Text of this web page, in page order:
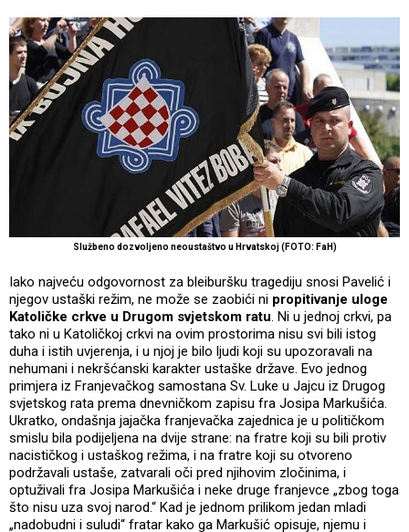
Službeno dozvoljeno neoustaštvo u Hrvatskoj (FOTO: FaH)
Iako najveću odgovornost za bleiburšku tragediju snosi Pavelić i
njegov ustaški režim, ne može se zaobići ni propitivanje uloge
Katoličke crkve u Drugom svjetskom ratu . Ni u jednoj crkvi, pa
tako ni u Katoličkoj crkvi na ovim prostorima nisu svi bili istog
duha i istih uvjerenja, i u njoj je bilo ljudi koji su upozoravali na
nehumani i nekršćanski karakter ustaške države. Evo jednog
primjera iz Franjevačkog samostana Sv. Luke u Jajcu iz Drugog
svjetskog rata prema dnevničkom zapisu fra Josipa Markušića.
Ukratko, ondašnja jajačka franjevačka zajednica je u političkom
smislu bila podijeljena na dvije strane: na fratre koji su bili protiv
nacističkog i ustaškog režima, i na fratre koji su otvoreno
podržavali ustaše, zatvarali oči pred njihovim zločinima, i
optuživali fra Josipa Markušića i neke druge franjevce „zbog toga
što nisu uza svoj narod.“ Kad je jednom prilikom jedan mladi
„nadobudni i suludi“ fratar kako ga Markušić opisuje, njemu i